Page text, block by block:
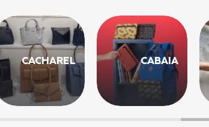
CABAIA
CACHAREL